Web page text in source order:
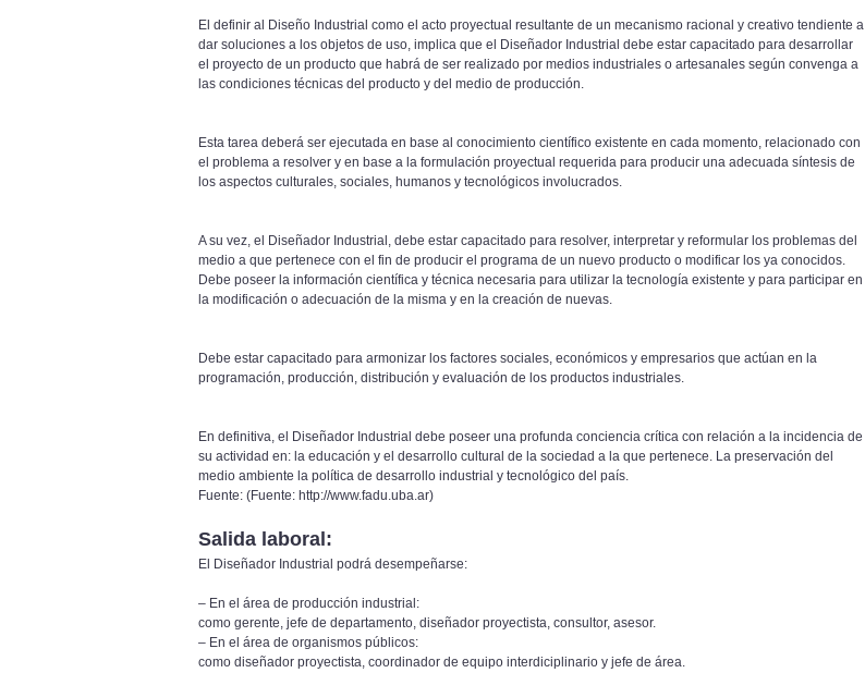
El definir al Diseño Industrial como el acto proyectual resultante de un mecanismo racional y creativo tendiente a
dar soluciones a los objetos de uso, implica que el Diseñador Industrial debe estar capacitado para desarrollar
el proyecto de un producto que habrá de ser realizado por medios industriales o artesanales según convenga a
las condiciones técnicas del producto y del medio de producción.
Esta tarea deberá ser ejecutada en base al conocimiento científico existente en cada momento, relacionado con
el problema a resolver y en base a la formulación proyectual requerida para producir una adecuada síntesis de
los aspectos culturales, sociales, humanos y tecnológicos involucrados.
A su vez, el Diseñador Industrial, debe estar capacitado para resolver, interpretar y reformular los problemas del
medio a que pertenece con el fin de producir el programa de un nuevo producto o modificar los ya conocidos.
Debe poseer la información científica y técnica necesaria para utilizar la tecnología existente y para participar en
la modificación o adecuación de la misma y en la creación de nuevas.
Debe estar capacitado para armonizar los factores sociales, económicos y empresarios que actúan en la
programación, producción, distribución y evaluación de los productos industriales.
En definitiva, el Diseñador Industrial debe poseer una profunda conciencia crítica con relación a la incidencia de
su actividad en: la educación y el desarrollo cultural de la sociedad a la que pertenece. La preservación del
medio ambiente la política de desarrollo industrial y tecnológico del país.
Fuente: (Fuente: http://www.fadu.uba.ar)
Salida laboral:
El Diseñador Industrial podrá desempeñarse:
– En el área de producción industrial:
como gerente, jefe de departamento, diseñador proyectista, consultor, asesor.
– En el área de organismos públicos:
como diseñador proyectista, coordinador de equipo interdiciplinario y jefe de área.